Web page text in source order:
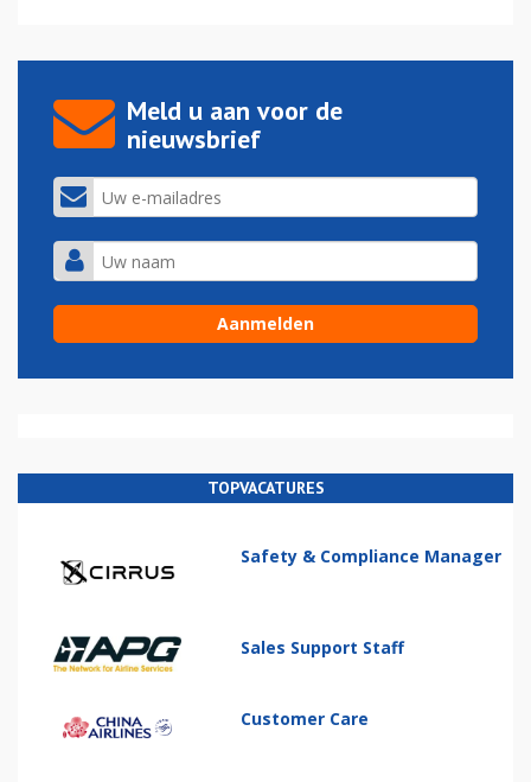
Meld u aan voor de
nieuwsbrief
TOPVACATURES
Safety & Compliance Manager
Sales Support Staff
Customer Care